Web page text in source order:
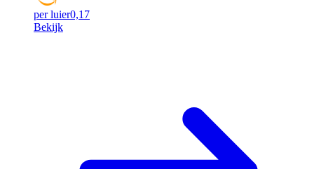
per luier0,17
Bekijk